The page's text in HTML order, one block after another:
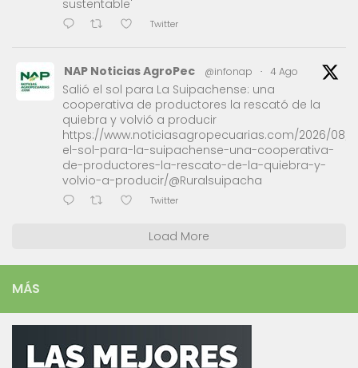
sustentable'
Twitter
NAP Noticias AgroPec @infonap · 4 Ago
Salió el sol para La Suipachense: una
cooperativa de productores la rescató de la
quiebra y volvió a producir
https://www.noticiasagropecuarias.com/2026/08/
el-sol-para-la-suipachense-una-cooperativa-
de-productores-la-rescato-de-la-quiebra-y-
volvio-a-producir/@Ruralsuipacha
Twitter
Load More
MÁS